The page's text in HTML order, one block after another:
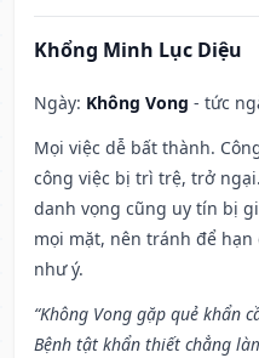
Khổng Minh Lục Diệu
Ngày: Không Vong - tức
Mọi việc dễ bất thành.
công việc bị trì trệ, trở
danh vọng cũng uy tín bị
mọi mặt, nên tránh để
như ý.
“Không Vong gặp quẻ khẩn
Bệnh tật khẩn thiết chẳng